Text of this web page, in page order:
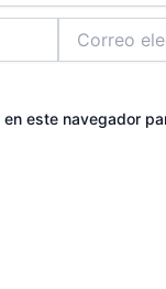
electrónico*
este navegador